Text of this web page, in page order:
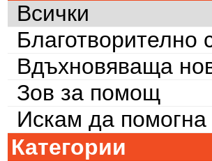
Всички
Благотворително
Вдъхновяваща
Зов за помощ
Искам да помогна
Категории